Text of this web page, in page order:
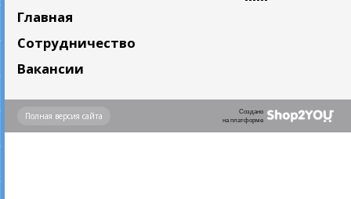
Главная
Сотрудничество
Вакансии
Создано
на платформе
Полная версия сайта